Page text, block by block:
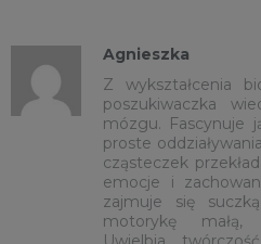
Agnieszka
Z wykształcenia
poszukiwaczka
mózgu. Fascynuje
proste
cząsteczek
emocje i
zajmuje się
motorykę małą,